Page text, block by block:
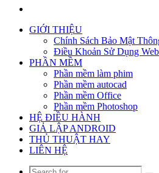
GIỚI THIỆU
Chính Sách Bảo Mật
Điều Khoản Sử Dụng
PHẦN MỀM
Phần mềm làm phim
Phần mềm autocad
Phần mềm Office
Phần mềm Photoshop
HỆ ĐIỀU HÀNH
GIẢ LẬP ANDROID
THỦ THUẬT HAY
LIÊN HỆ